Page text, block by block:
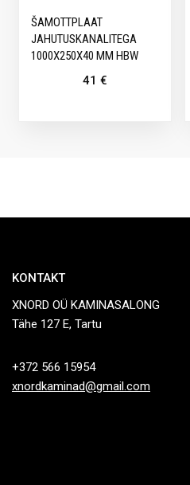
ŠAMOTTPLAAT
JAHUTUSKANALITEGA
1000X250X40 MM HBW
41 €
KONTAKT
XNORD OÜ KAMINASALONG
Tähe 127 E, Tartu
+372 566 15954
xnordkaminad@gmail.com